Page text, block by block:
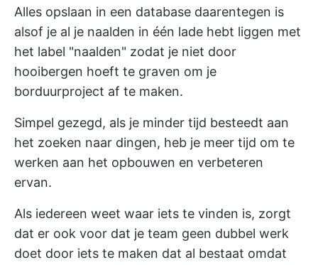
Alles opslaan in een database daarentegen is
alsof je al je naalden in één lade hebt liggen met
het label "naalden" zodat je niet door
hooibergen hoeft te graven om je
borduurproject af te maken.
Simpel gezegd, als je minder tijd besteedt aan
het zoeken naar dingen, heb je meer tijd om te
werken aan het opbouwen en verbeteren
ervan.
Als iedereen weet waar iets te vinden is, zorgt
dat er ook voor dat je team geen dubbel werk
doet door iets te maken dat al bestaat omdat